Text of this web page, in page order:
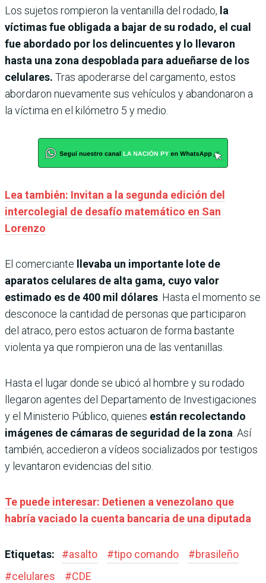
Los sujetos rompieron la ventanilla del rodado, la
víctimas fue obligada a bajar de su rodado, el cual
fue abordado por los delincuentes y lo llevaron
hasta una zona despoblada para adueñarse de los
celulares. Tras apoderarse del cargamento, estos
abordaron nuevamente sus vehículos y abandonaron a
la víctima en el kilómetro 5 y medio.
Lea también: Invitan a la segunda edición del
intercolegial de desafío matemático en San
Lorenzo
El comerciante llevaba un importante lote de
aparatos celulares de alta gama, cuyo valor
estimado es de 400 mil dólares . Hasta el momento se
desconoce la cantidad de personas que participaron
del atraco, pero estos actuaron de forma bastante
violenta ya que rompieron una de las ventanillas.
Hasta el lugar donde se ubicó al hombre y su rodado
llegaron agentes del Departamento de Investigaciones
y el Ministerio Público, quienes están recolectando
imágenes de cámaras de seguridad de la zona . Así
también, accedieron a vídeos socializados por testigos
y levantaron evidencias del sitio.
Te puede interesar: Detienen a venezolano que
habría vaciado la cuenta bancaria de una diputada
Etiquetas: #asalto #tipo comando #brasileño
#celulares #CDE